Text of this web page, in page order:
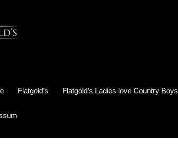
Flatgold’s Flatgold’s Ladies love Country Boys